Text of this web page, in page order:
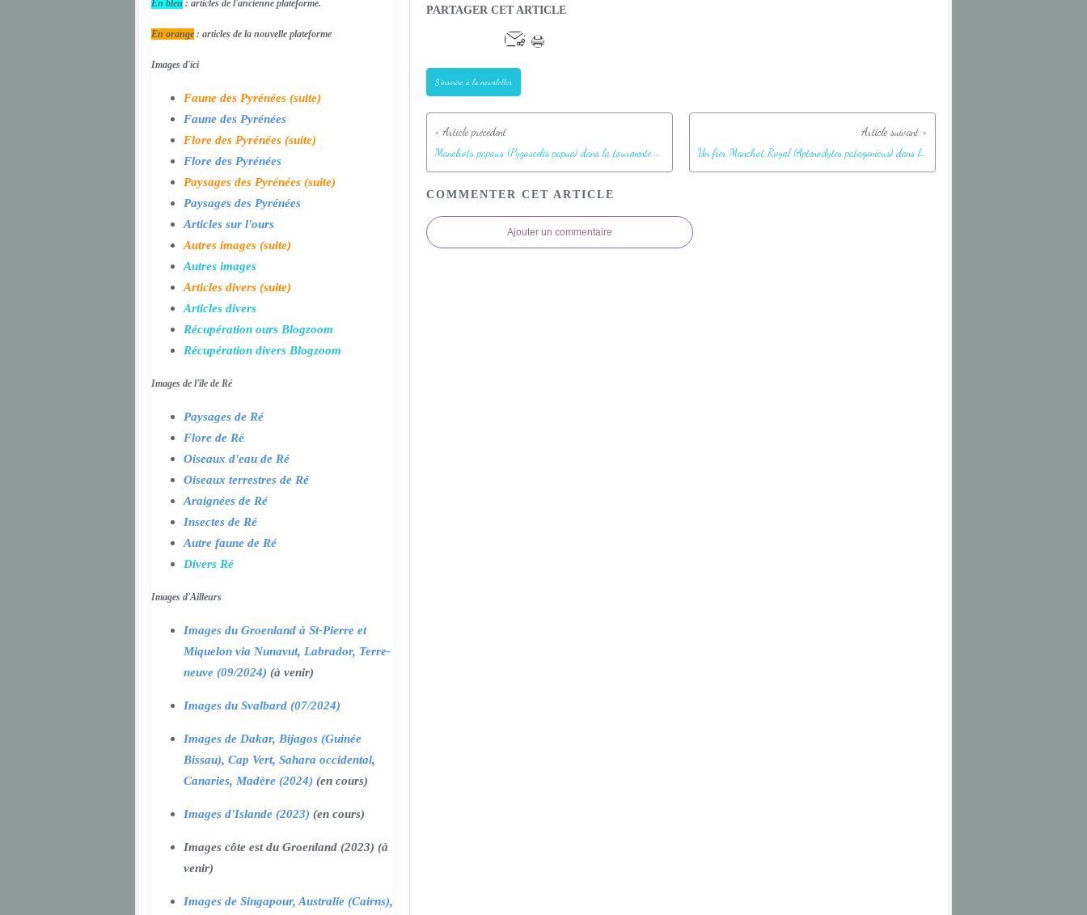
PARTAGER CET ARTICLE
S'inscrire à la newsletter
Manchots papous (Pygoscelis papua) dans la tourmente de sable - Volunteer Point - Falkland Islands, Iles Malouines, Islas Malvinas Un fier Manchot Royal (Aptenodytes patagonicus) dans la tourmente de sable - Volunteer Point - Falkland Islands, Iles Malouines, Islas Malvinas
COMMENTER CET ARTICLE
Ajouter un commentaire
En bleu : articles de l'ancienne plateforme.
En orange : articles de la nouvelle plateforme
Images d'ici
Faune des Pyrénées (suite)
Faune des Pyrénées
Flore des Pyrénées (suite)
Flore des Pyrénées
Paysages des Pyrénées (suite)
Paysages des Pyrénées
Articles sur l'ours
Autres images (suite)
Autres images
Articles divers (suite)
Articles divers
Récupération ours Blogzoom
Récupération divers Blogzoom
Images de l'île de Ré
Paysages de Ré
Flore de Ré
Oiseaux d'eau de Ré
Oiseaux terrestres de Ré
Araignées de Ré
Insectes de Ré
Autre faune de Ré
Divers Ré
Images d'Ailleurs
Images du Groenland à St-Pierre et
Miquelon via Nunavut, Labrador, Terre-
neuve (09/2024) (à venir)
Images du Svalbard (07/2024)
Images de Dakar, Bijagos (Guinée
Bissau), Cap Vert, Sahara occidental,
Canaries, Madère (2024) (en cours)
Images d'Islande (2023) (en cours)
Images côte est du Groenland (2023) (à
venir)
Images de Singapour, Australie (Cairns),